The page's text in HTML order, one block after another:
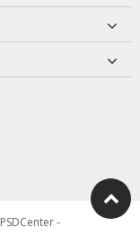
PSDCenter-